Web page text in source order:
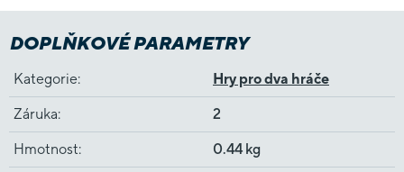
DOPLŇKOVÉ PARAMETRY
Kategorie: Hry pro dva hráče
Záruka: 2
Hmotnost: 0.44 kg